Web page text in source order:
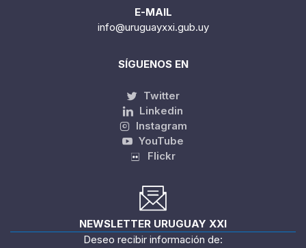
E-MAIL
info@uruguayxxi.gub.uy
SÍGUENOS EN
Twitter
Linkedin
Instagram
YouTube
Flickr
NEWSLETTER URUGUAY XXI
Deseo recibir información de: